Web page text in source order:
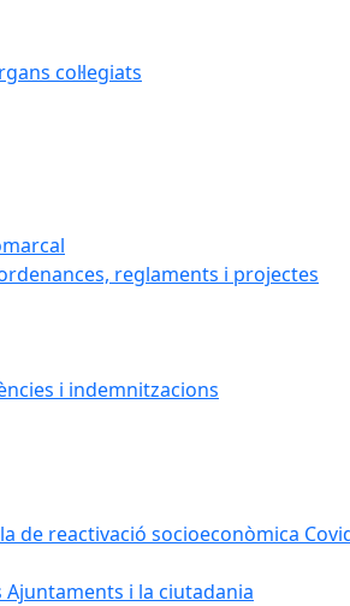
col·legiats
reglaments i projectes
i indemnitzacions
de reactivació socioeconòmica
Ajuntaments i la ciutadania